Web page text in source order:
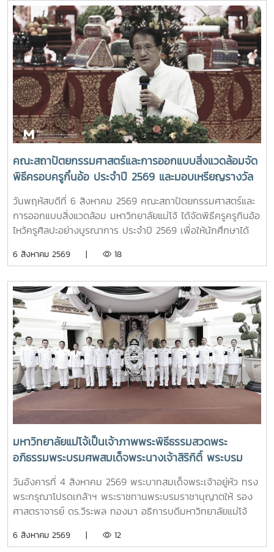
วิทยาศาสตร์ วิจัยและนวัตกรรม เป็นประธานเปิดงาน ณ โรงแรม
เซ็นทารา แกรนด์ แอท เซ็นทรัลพลาซ่าลาดพร้าว กทม.สำหรับ
การประชุม Thai University Presidential Forum 2026 มี
นายดนุพร ปุณณกันต์ ผู้ช่วยรัฐมนตรีประจำกระทรวง อว.
ทพญ.ศรีญาดา ปาลิมาพันธ์ ที่ปรึกษา รมว.อว. ศ.ดร.ศุภชัย
ปทุมนากุล ปลัดกระทรวง อว. ดร.พันธุ์เพิ่มศักดิ์ อารุณี รองปลัด
กระทรวง อว. นางศรินยา สาขากร ผู้ช่วยปลัดกระทรวง อว.
คณะผู้บริหารหน่วยงานในกระทรวง อว. Professor Tan Eng
Chye, President, National University of Singapore
Professor Yang Bin , Vice Chancellor, Tsinghua
University Council Professor Tan Eng Chye อธิการบดี
มหาวิทยาลัยแห่งชาติสิงคโปร์ Professor Yang Bin รองประธาน
สภามหาวิทยาลัยชิงหวา ตลอดจนประธานที่ประชุมอธิการบดี ทั้ง
4 แห่ง ได้แก่ ที่ประชุมอธิการบดีแห่งประเทศไทย (ทปอ.) ที่ประชุม
อธิการบดีมหาวิทยาลัยราชภัฏ (ทปอ.มรภ.) ที่ประชุมอธิการบดี
มหาวิทยาลัยเทคโนโลยีราชมงคล (ทปอ.มทร.) สมาคมสถาบัน
แลกเปลี่ยนประสบการณ์ด้าน Reinventing University ผ่าน
ผู้นำเครือข่ายอุดมศึกษา การนำเสนอกรณีศึกษาการประยุกต์ใช้
AI และนวัตกรรมจากภาคเอกชน รวมถึงกิจกรรม Forum-to-
Action เพื่อร่วมกำหนดข้อเสนอเชิงนโยบายและแผนปฏิบัติการใน
การขับเคลื่อนมหาวิทยาลัยไทยในอนาคตการเข้าร่วมประชุมในครั้ง
นี้มหาวิทยาลัยแม่โจ้ติดตามทิศทางการเปลี่ยนแปลงของการ
อุดมศึกษาไทย พร้อมแลกเปลี่ยนองค์ความรู้และสร้างความร่วม
มือกับเครือข่ายสถาบันอุดมศึกษาทั่วประเทศ เพื่อร่วมกันพัฒนา
มหาวิทยาลัยไทยให้ก้าวทันการเปลี่ยนแปลงของโลกยุคดิจิทัล และ
ยกระดับศักยภาพด้านการศึกษา วิจัย และนวัตกรรมอย่างยั่งยืน
คณะสถาปัตยกรรมศาสตร์และการออกแบบสิ่งแวดล้อมจัด
พิธีครอบครูกิ๋นอ้อ ประจำปี 2569 และมอบเหรียญรางวัล
เรียนดี เกียรติบัตรแก่นักศึกษาที่สร้างชื่อเสียง เพื่อสืบสาน
ประเพณีอันทรงคุณค่า แสดงความเคารพต่อครูบาอาจารย์
และความเป็นสิริมงคลก่อนเริ่มต้นเส้นทางแห่งการเรียนรู้
วันพฤหัสบดีที่ 6 สิงหาคม 2569 คณะสถาปัตยกรรมศาสตร์และ
การออกแบบสิ่งแวดล้อม มหาวิทยาลัยแม่โจ้ ได้จัดพิธีครูครูกินอ้อ
ไหว้ครูศิลปะอย่างบูรณาการ ประจำปี 2569 เพื่อให้นักศึกษาได้
อาจารย์ เกิดตระหนักถึงความสำคัญของศิลปวัฒนธรรมไทย และ
ตลอดจนเป็นการเสริมสร้างขวัญและกำลังใจให้กับนักศึกษาคณะ
สถาปัตยกรรมศาสตร์และการออกแบบสิ่งแวดล้อมทั้งนี้ได้รับ
เกียรติจาก รองศาสตราจารย์ ดร.เกรียงศักดิ์ ศรีเงินยวง รอง
อธิการบดี เป็นประธานในพิธี และกล่าวรายงานความเป็นมาและ
ความสำคัญของพิธีครอบครูกิ๋นอ้อ โดย อาจารย์ ดร.โชคอนันต์
วาณิชย์เลิศธนาสาร คณบดีคณะสถาปัตยกรรมฯ และทำพิธีครอบ
ครูกิ๋นอ้อแบบล้านนา รวมทั้งได้มอบเหรียญรางวัลเรียนดี เกียรติ
บัตรแก่นักศึกษาที่สร้างชื่อเสียงแก่คณะและมหาวิทยาลัย
6 สิงหาคม 2569 | 18
มหาวิทยาลัยแม่โจ้เป็นเจ้าภาพพระพิธีธรรมสวดพระ
อภิธรรมพระบรมศพสมเด็จพระนางเจ้าสิริกิติ์ พระบรม
ราชินีนาถ พระบรมราชชนนีพันปีหลวง พร้อมเข้ากราบ
ถวายบังคมพระศพ สมเด็จพระเจ้าลูกเธอ เจ้าฟ้าพัชรกิติยา
ภา นเรนทิราเทพยวดี กรมหลวงราชสาริณีสิริพัชร มหา
วันอังคารที่ 4 สิงหาคม 2569 พระบาทสมเด็จพระเจ้าอยู่หัว ทรง
พระกรุณาโปรดเกล้าฯ พระราชทานพระบรมราชานุญาตให้ รอง
ศาสตราจารย์ ดร.วีระพล ทองมา อธิการบดีมหาวิทยาลัยแม่โจ้
บุคลากร รวมจำนวน 25 คน เป็นเจ้าภาพพระพิธีธรรมสวดพระ
6 สิงหาคม 2569 | 12